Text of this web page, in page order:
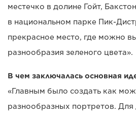
местечко в долине Гойт,
в национальном парке Пик-
прекрасное место, где можно
разнообразия зеленого цвета».
В чем заключалась основная
«Главным было создать как
разнообразных портретов.